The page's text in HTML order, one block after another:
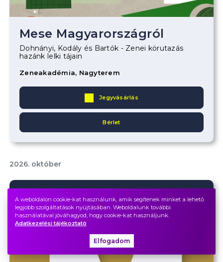
Mese Magyarországról
Dohnányi, Kodály és Bartók - Zenei körutazás
hazánk lelki tájain
Zeneakadémia, Nagyterem
Jegyvásárlás
Bérlet
2026. október
2026. október 10. szombat 17.00
A weboldalon cookie-kat használunk, amik segítenek minket a lehető
legjobb szolgáltatások nyújtásában. Weboldalunk további
használatával jóváhagyod, hogy cookie-kat használjunk.
Adatkezelési tájékoztató
Elfogadom